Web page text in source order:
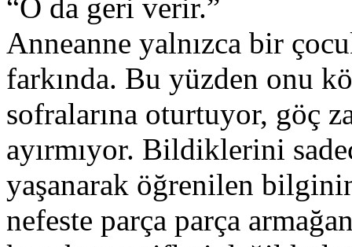
“O da geri verir.”
Anneanne yalnızca bir
farkında. Bu yüzden onu
sofralarına oturtuyor, göç
ayırmıyor. Bildiklerini
yaşanarak öğrenilen
nefeste parça parça